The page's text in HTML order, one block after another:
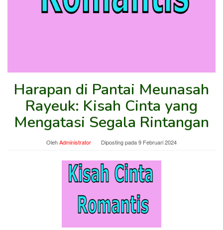
Harapan di Pantai Meunasah
Rayeuk: Kisah Cinta yang
Mengatasi Segala Rintangan
OlehAdministrator Diposting pada9 Februari 2024